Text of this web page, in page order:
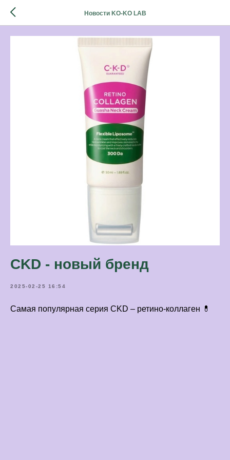
Новости KO-KO LAB
СKD - новый бренд
2025-02-25 16:54
Самая популярная серия CKD – ретино-коллаген 💊